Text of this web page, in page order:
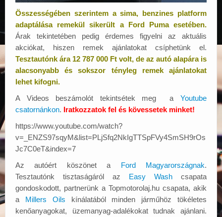
Összességében szerintem a sima, benzines platform
adaptálása remekül sikerült a Ford Puma esetében.
Árak tekintetében pedig érdemes figyelni az aktuális
akciókat, hiszen remek ajánlatokat csíphetünk el.
Tesztautónk ára 12 787 000 Ft volt, de az autó alapára is
alacsonyabb és sokszor tényleg remek ajánlatokat
lehet kifogni.
A Videos beszámolót tekintsétek meg a Youtube
csatornánkon. Iratkozzatok fel és kövessetek minket!
https://www.youtube.com/watch?
v=_ENZS97sqyM&list=PLjSfq2NkIgTTSpFVy4SmSH9rOs
Jc7C0eT&index=7
Az autóért köszönet a Ford Magyarországnak.
Tesztautónk tisztaságáról az Easy Wash csapata
gondoskodott, partnerünk a Topmotorolaj.hu csapata, akik
a Millers Oils kínálatából minden járműhöz tökéletes
kenőanyagokat, üzemanyag-adalékokat tudnak ajánlani.